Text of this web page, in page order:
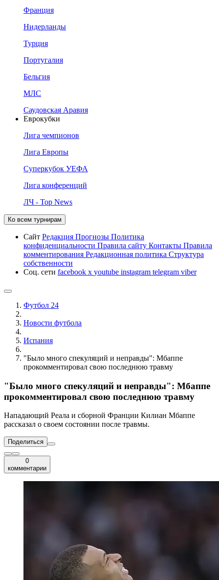
Франция
Нидерланды
Турция
Португалия
Бельгия
МЛС
Саудовская Аравия
Еврокубки
Лига чемпионов
Лига Европы
Суперкубок УЕФА
Лига конференций
ЛЧ - Top News
Ко всем турнирам
Сайт Редакция Прогнозы Политика
конфиденциальности Правила сайту Контакты Правила
комментирования Редакционная политика Структура
собственности
Соц. сети facebook x youtube instagram telegram viber
Футбол 24
Новости футбола
Испания
"Было много спекуляций и неправды": Мбаппе
прокомментировал свою последнюю травму
"Было много спекуляций и неправды": Мбаппе
прокомментировал свою последнюю травму
Нападающий Реала и сборной Франции Килиан Мбаппе
рассказал о своем состоянии после травмы.
Поделиться
0
комментарии